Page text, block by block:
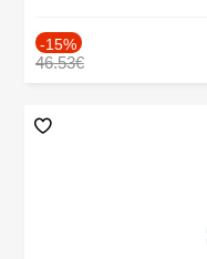
-15%
46.53€